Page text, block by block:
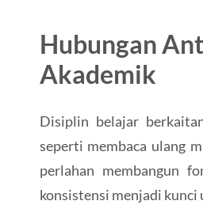
Hubungan
Akademik
Disiplin belajar
seperti membaca ulang
perlahan membangun
konsistensi menjadi kunci